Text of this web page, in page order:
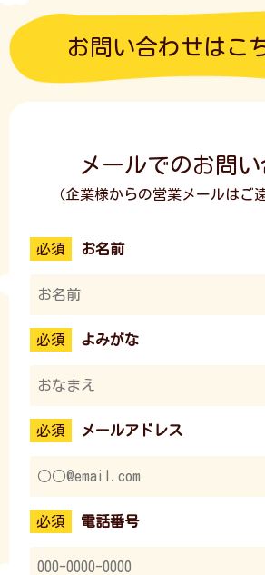
お問い合わせはこ
メールでのお問
（企業様からの営業メールはご
お名前
よみがな
メールアドレス
電話番号